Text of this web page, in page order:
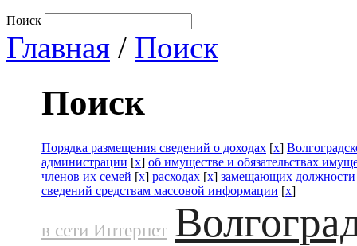
Поиск
Главная / Поиск
Поиск
Порядка размещения сведений о доходах [x]
администрации [x] об имуществе и обязательствах
членов их семей [x] расходах [x] замещающих
сведений средствам массовой информации [x]
в сети Интернет